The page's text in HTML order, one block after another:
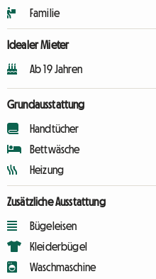
Familie
Idealer Mieter
Ab 19 Jahren
Grundausstattung
Handtücher
Bettwäsche
Heizung
Zusätzliche Ausstattung
Bügeleisen
Kleiderbügel
Waschmaschine